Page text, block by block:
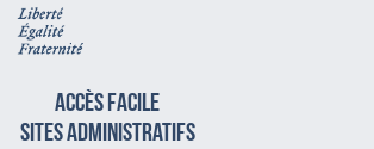
Accès facile
sites administratifs